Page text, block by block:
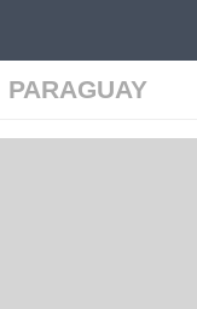
PARAGUAY